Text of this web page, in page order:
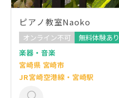
ピアノ教室Naoko
オンライン不可
無料体験あり
楽器・音楽
宮崎県 宮崎市
JR宮崎空港線・宮崎駅